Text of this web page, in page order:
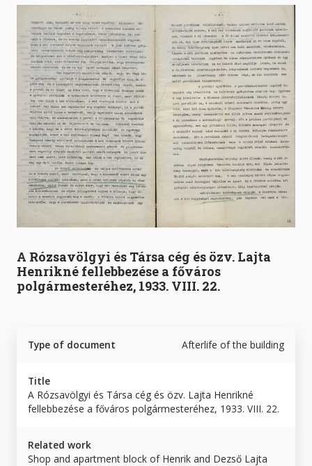
A Rózsavölgyi és Társa cég és özv. Lajta
Henrikné fellebbezése a főváros
polgármesteréhez, 1933. VIII. 22.
Type of document Afterlife of the building
Title
A Rózsavölgyi és Társa cég és özv. Lajta Henrikné
fellebbezése a főváros polgármesteréhez, 1933. VIII. 22.
Related work
Shop and apartment block of Henrik and Dezső Lajta